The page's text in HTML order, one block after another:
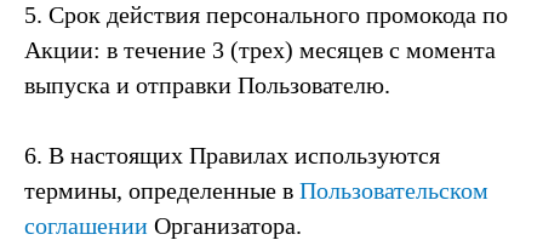
5. Срок действия персонального промокода по
Акции: в течение 3 (трех) месяцев с момента
выпуска и отправки Пользователю.
6. В настоящих Правилах используются
термины, определенные в Пользовательском
соглашении Организатора.